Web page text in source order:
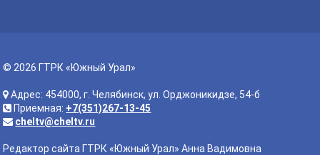
© 2026 ГТРК «Южный Урал»
Адрес: 454000, г. Челябинск, ул. Орджоникидзе, 54-б
Приемная: +7(351)267-13-45
cheltv@cheltv.ru
Редактор сайта ГТРК «Южный Урал» Анна Вадимовна